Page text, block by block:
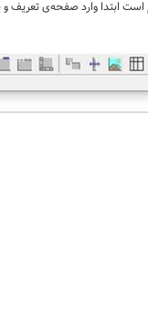
است ابتدا وارد صفحه‌ی تعریف